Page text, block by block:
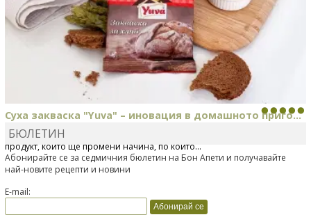
Суха закваска "Yuva" – иновация в домашното приго...
Отскоро Лесафр България стартира предлагането на изцяло нов
продукт, който ще промени начина, по който...
БЮЛЕТИН
Абонирайте се за седмичния бюлетин на Бон Апети и получавайте
най-новите рецепти и новини
E-mail: